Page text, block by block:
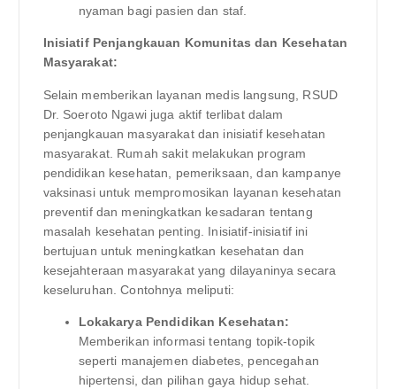
nyaman bagi pasien dan staf.
Inisiatif Penjangkauan Komunitas dan Kesehatan
Masyarakat:
Selain memberikan layanan medis langsung, RSUD
Dr. Soeroto Ngawi juga aktif terlibat dalam
penjangkauan masyarakat dan inisiatif kesehatan
masyarakat. Rumah sakit melakukan program
pendidikan kesehatan, pemeriksaan, dan kampanye
vaksinasi untuk mempromosikan layanan kesehatan
preventif dan meningkatkan kesadaran tentang
masalah kesehatan penting. Inisiatif-inisiatif ini
bertujuan untuk meningkatkan kesehatan dan
kesejahteraan masyarakat yang dilayaninya secara
keseluruhan. Contohnya meliputi:
Lokakarya Pendidikan Kesehatan:
Memberikan informasi tentang topik-topik
seperti manajemen diabetes, pencegahan
hipertensi, dan pilihan gaya hidup sehat.